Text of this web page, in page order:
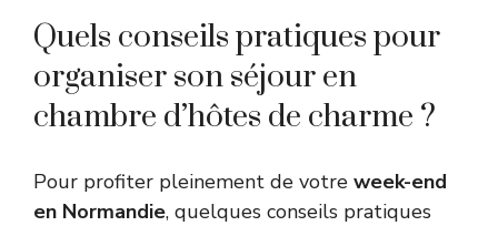
Quels conseils pratiques pour
organiser son séjour en
chambre d’hôtes de charme ?
Pour profiter pleinement de votre week-end
en Normandie, quelques conseils pratiques